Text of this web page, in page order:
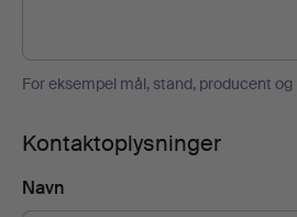
For eksempel mål, stand, producent
Kontaktoplysninger
Navn